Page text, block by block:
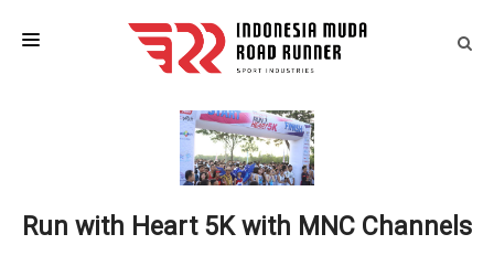
ARTICLES
Run with Heart 5K with MNC Channels